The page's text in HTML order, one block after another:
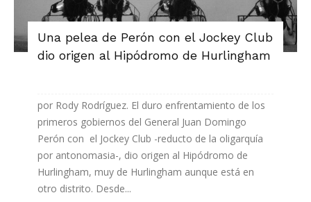
Una pelea de Perón con el Jockey Club
dio origen al Hipódromo de Hurlingham
por Rody Rodríguez. El duro enfrentamiento de los
primeros gobiernos del General Juan Domingo
Perón con el Jockey Club -reducto de la oligarquía
por antonomasia-, dio origen al Hipódromo de
Hurlingham, muy de Hurlingham aunque está en
otro distrito. Desde...